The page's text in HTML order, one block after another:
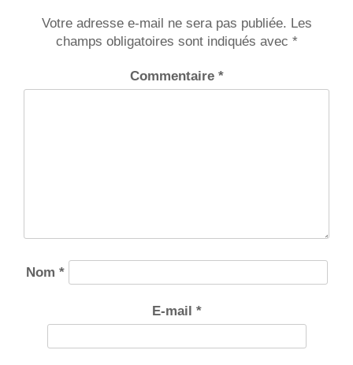
Votre adresse e-mail ne sera pas publiée. Les
champs obligatoires sont indiqués avec *
Commentaire *
Nom *
E-mail *